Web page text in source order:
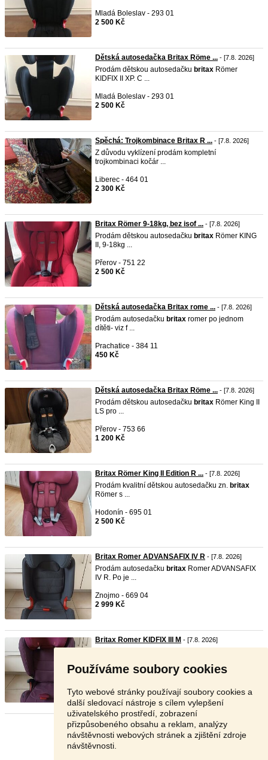
Používáme soubory cookies
Tyto webové stránky používají soubory cookies a
další sledovací nástroje s cílem vylepšení
uživatelského prostředí, zobrazení
přizpůsobeného obsahu a reklam, analýzy
návštěvnosti webových stránek a zjištění zdroje
návštěvnosti.
Mladá Boleslav - 293 01
2 500 Kč
Dětská autosedačka Britax Röme ... - [7.8. 2026]
Prodám dětskou autosedačku britax Römer
KIDFIX II XP. C ...
Mladá Boleslav - 293 01
2 500 Kč
Spěchá: Trojkombinace Britax R ... - [7.8. 2026]
Z důvodu vyklízení prodám kompletní
trojkombinaci kočár ...
Liberec - 464 01
2 300 Kč
Britax Römer 9-18kg, bez isof ... - [7.8. 2026]
Prodám dětskou autosedačku britax Römer KING
II, 9-18kg ...
Přerov - 751 22
2 500 Kč
Dětská autosedačka Britax rome ... - [7.8. 2026]
Prodám autosedačku britax romer po jednom
dítěti- viz f ...
Prachatice - 384 11
450 Kč
Dětská autosedačka Britax Röme ... - [7.8. 2026]
Prodám dětskou autosedačku britax Römer King II
LS pro ...
Přerov - 753 66
1 200 Kč
Britax Römer King II Edition R ... - [7.8. 2026]
Prodám kvalitní dětskou autosedačku zn. britax
Römer s ...
Hodonín - 695 01
2 500 Kč
Britax Romer ADVANSAFIX IV R - [7.8. 2026]
Prodám autosedačku britax Romer ADVANSAFIX
IV R. Po je ...
Znojmo - 669 04
2 999 Kč
Britax Romer KIDFIX III M - [7.8. 2026]
2 300 Kč
Stránka: 1 2 3 Další